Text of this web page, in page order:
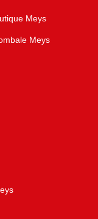
Meys
Meys